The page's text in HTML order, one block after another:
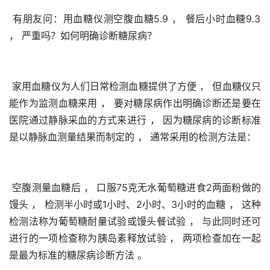
， 严重吗？如何明确诊断糖尿病？
能作为监测血糖来用 ， 要对糖尿病作出明确诊断还是要在
医院通过静脉采血的方式来进行 ， 因为糖尿病的诊断标准
是以静脉血测量结果而制定的 ， 通常采用的检测方法是：
馒头 ， 检测半小时或1小时、2小时、3小时的血糖 ， 这种
检测法称为葡萄糖耐量试验或馒头餐试验 ， 与此同时还可
进行的一项检查称为胰岛素释放试验 ， 两项检查加在一起
是最为标准的糖尿病诊断方法 。